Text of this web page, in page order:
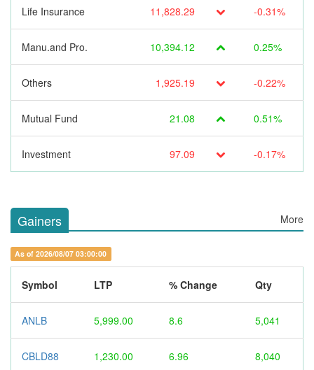
Life Insurance 11,828.29 -0.31%
Manu.and Pro. 10,394.12 0.25%
Others 1,925.19 -0.22%
Mutual Fund 21.08 0.51%
Investment 97.09 -0.17%
Gainers More
As of 2026/08/07 03:00:00
Symbol LTP % Change Qty
ANLB 5,999.00 8.6 5,041
CBLD88 1,230.00 6.96 8,040